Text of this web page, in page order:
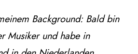
Background: Bald bin
Musiker und habe in